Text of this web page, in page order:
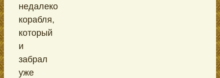
недалеко
корабля,
который
и
забрал
уже